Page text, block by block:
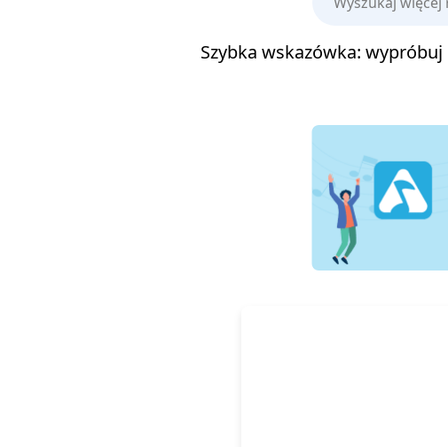
Szybka wskazówka: wypróbuj